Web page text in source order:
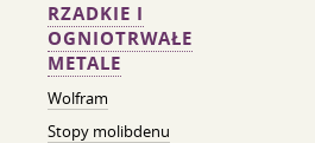
RZADKIE I
OGNIOTRWAŁE
METALE
Wolfram
Stopy molibdenu